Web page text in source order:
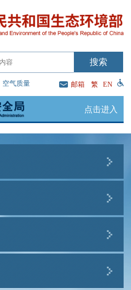
空气质量 邮箱 繁 EN
点击进入
上半月全国空气质量预报会
2026-07-31
年第二季度和1—6月全国
徐必久
务院有关文件